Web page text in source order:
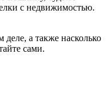
с недвижимостью.
а также насколько
сами.